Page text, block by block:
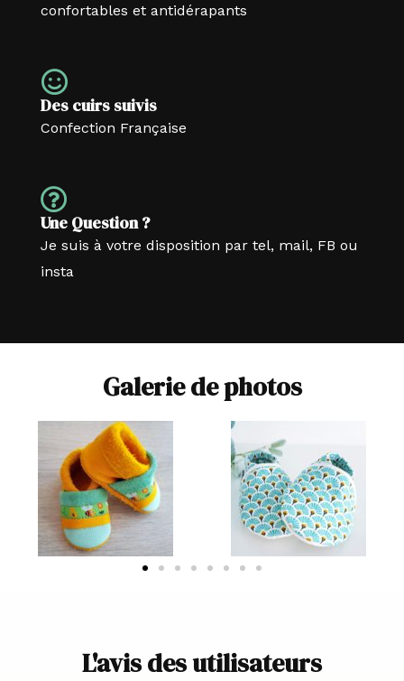
confortables et antidérapants
Des cuirs suivis
Confection Française
Une Question ?
Je suis à votre disposition par tel, mail, FB ou
insta
Galerie de photos
L'avis des utilisateurs